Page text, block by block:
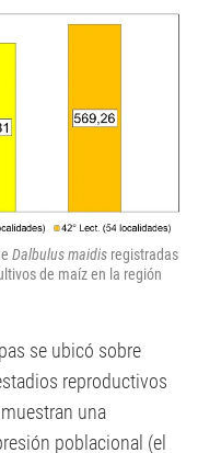
Dalbulus maidis registradas
de maíz en la región
se ubicó sobre
reproductivos
una
poblacional (el